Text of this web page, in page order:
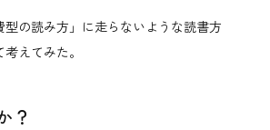
型の読み方」に走らないような読書方
えてみた。
？